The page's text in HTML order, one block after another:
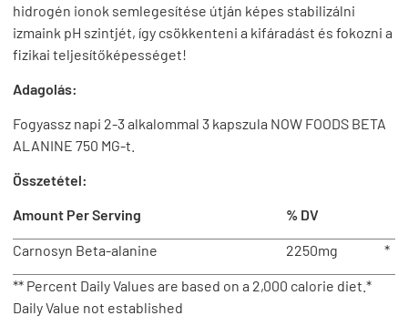
hidrogén ionok semlegesítése útján képes stabilizálni
izmaink pH szintjét, így csökkenteni a kifáradást és fokozni a
fizikai teljesítőképességet!
Adagolás:
Fogyassz napi 2-3 alkalommal 3 kapszula NOW FOODS BETA
ALANINE 750 MG-t.
Összetétel:
Amount Per Serving
% DV
Carnosyn Beta-alanine 2250mg *
** Percent Daily Values are based on a 2,000 calorie diet.*
Daily Value not established